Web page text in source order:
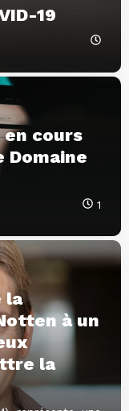
19
cours
Domaine
1
la
à un
la